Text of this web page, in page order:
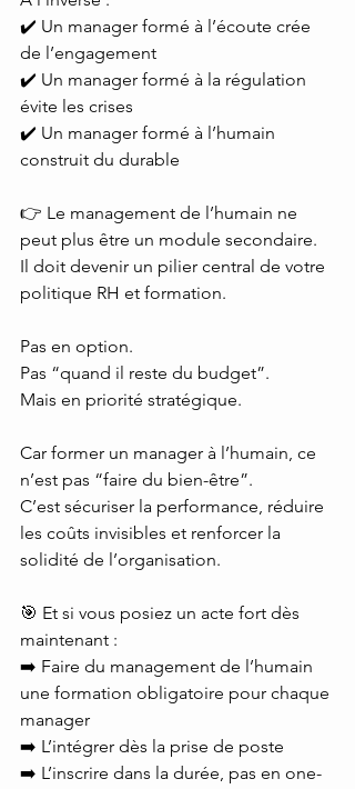
✔️ Un manager formé à l’écoute crée
de l’engagement
✔️ Un manager formé à la régulation
évite les crises
✔️ Un manager formé à l’humain
construit du durable
👉 Le management de l’humain ne
peut plus être un module secondaire.
Il doit devenir un pilier central de votre
politique RH et formation.
Pas en option.
Pas “quand il reste du budget”.
Mais en priorité stratégique.
Car former un manager à l’humain, ce
n’est pas “faire du bien-être”.
C’est sécuriser la performance, réduire
les coûts invisibles et renforcer la
solidité de l’organisation.
🎯 Et si vous posiez un acte fort dès
maintenant :
➡️ Faire du management de l’humain
une formation obligatoire pour chaque
manager
➡️ L’intégrer dès la prise de poste
➡️ L’inscrire dans la durée, pas en one-